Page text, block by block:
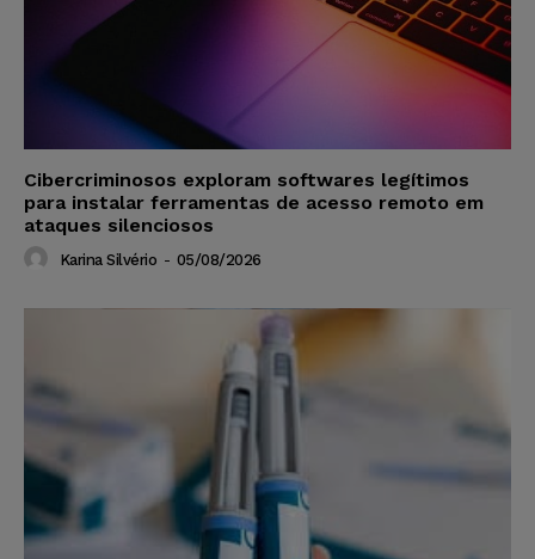
Cibercriminosos exploram softwares legítimos
para instalar ferramentas de acesso remoto em
ataques silenciosos
Karina Silvério - 05/08/2026